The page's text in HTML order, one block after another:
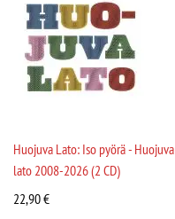
Huojuva Lato: Iso pyörä - Huojuva
lato 2008-2026 (2 CD)
22,90€